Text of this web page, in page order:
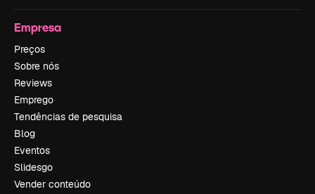
Empresa
Preços
Sobre nós
Reviews
Emprego
Tendências de pesquisa
Blog
Eventos
Slidesgo
Vender conteúdo